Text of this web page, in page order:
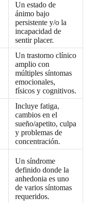
Un estado de
ánimo bajo
persistente y/o la
incapacidad de
sentir placer.
Un trastorno clínico
amplio con
múltiples síntomas
emocionales,
físicos y cognitivos.
Incluye fatiga,
cambios en el
sueño/apetito, culpa
y problemas de
concentración.
Un síndrome
definido donde la
anhedonia es uno
de varios síntomas
requeridos.